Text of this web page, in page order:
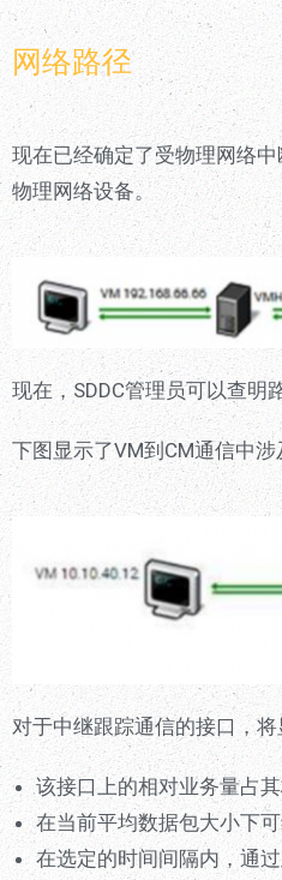
网络路径
现在已经确定了受物理网络
物理网络设备。
现在，SDDC管理员可以查明
下图显示了VM到CM通信中
对于中继跟踪通信的接口，将
该接口上的相对业务量占
在当前平均数据包大小下
在选定的时间间隔内，通